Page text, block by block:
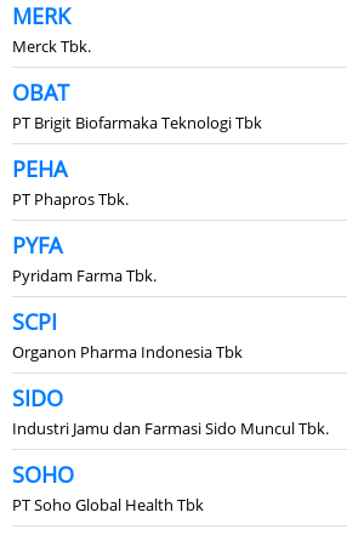
MERK
Merck Tbk.
OBAT
PT Brigit Biofarmaka Teknologi Tbk
PEHA
PT Phapros Tbk.
PYFA
Pyridam Farma Tbk.
SCPI
Organon Pharma Indonesia Tbk
SIDO
Industri Jamu dan Farmasi Sido Muncul Tbk.
SOHO
PT Soho Global Health Tbk